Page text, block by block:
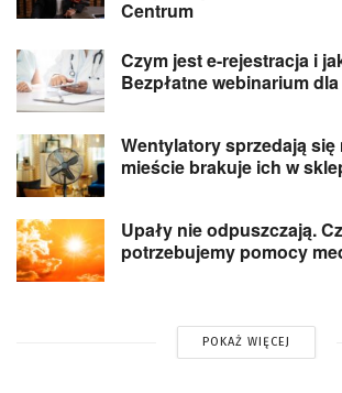
Centrum
Czym jest e-rejestracja i
Bezpłatne webinarium
Wentylatory sprzedają się
mieście brakuje ich w
Upały nie odpuszczają.
potrzebujemy pomocy
POKAŻ WIĘCEJ